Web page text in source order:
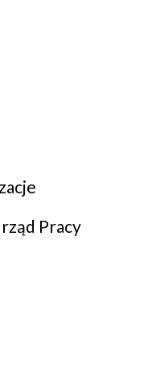
Pracy